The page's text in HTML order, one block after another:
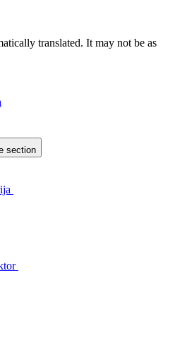
translated. It may not be as
section